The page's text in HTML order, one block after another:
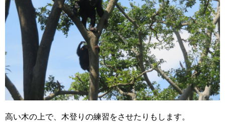
高い木の上で、木登りの練習をさせたりもします。